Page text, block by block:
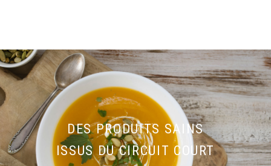
DES PRODUITS SAINS
ISSUS DU CIRCUIT COURT